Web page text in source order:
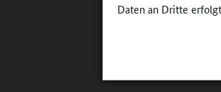
Daten an Dritte